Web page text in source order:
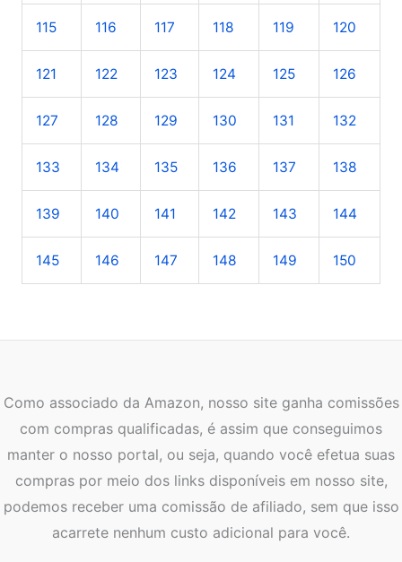
115 116 117 118 119 120
121 122 123 124 125 126
127 128 129 130 131 132
133 134 135 136 137 138
139 140 141 142 143 144
145 146 147 148 149 150
Como associado da Amazon, nosso site ganha comissões
com compras qualificadas, é assim que conseguimos
manter o nosso portal, ou seja, quando você efetua suas
compras por meio dos links disponíveis em nosso site,
podemos receber uma comissão de afiliado, sem que isso
acarrete nenhum custo adicional para você.